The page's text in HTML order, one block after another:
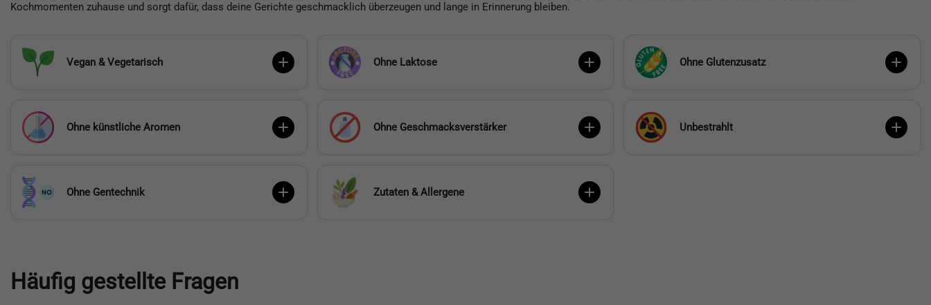
Kochmomenten zuhause und sorgt dafür, dass deine Gerichte geschmacklich überzeugen und lange in Erinnerung bleiben.
Vegan & Vegetarisch Ohne Laktose Ohne Glutenzusatz
Ohne künstliche Aromen Ohne Geschmacksverstärker Unbestrahlt
Ohne Gentechnik Zutaten & Allergene
Häufig gestellte Fragen